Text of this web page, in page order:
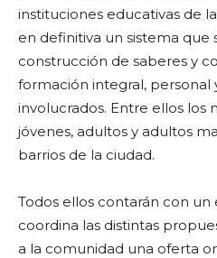
instituciones educativas de
en definitiva un sistema que
construcción de saberes y
formación integral, personal
involucrados. Entre ellos los
jóvenes, adultos y adultos
barrios de la ciudad.
Todos ellos contarán con
coordina las distintas
a la comunidad una oferta